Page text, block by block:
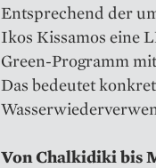
Entsprechend der
Ikos Kissamos eine
Green-Programm
Das bedeutet
Von Chalkidiki bis